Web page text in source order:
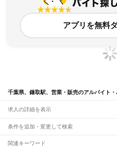
アプリを無料
千葉県、鎌取駅、営業・販売のアルバイト
求人の詳細を表示
条件を追加・変更して検索
市区町村を追加・変更
関連キーワード